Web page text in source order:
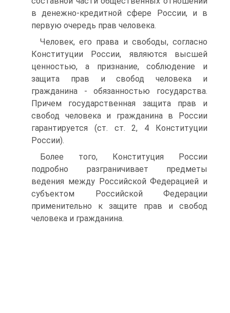
в денежно-кредитной сфере России, и в
первую очередь прав человека.
Человек, его права и свободы, согласно
Конституции России, являются высшей
ценностью, а признание, соблюдение и
защита прав и свобод человека и
гражданина - обязанностью государства.
Причем государственная защита прав и
свобод человека и гражданина в России
гарантируется (ст. ст. 2, 4 Конституции
России).
Более того, Конституция России
подробно разграничивает предметы
ведения между Российской Федерацией и
субъектом Российской Федерации
применительно к защите прав и свобод
человека и гражданина.